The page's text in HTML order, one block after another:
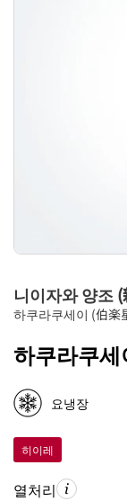
니이자와 양조
하쿠라쿠세이 (伯楽
하쿠라쿠세
요냉장
히이레
열처리